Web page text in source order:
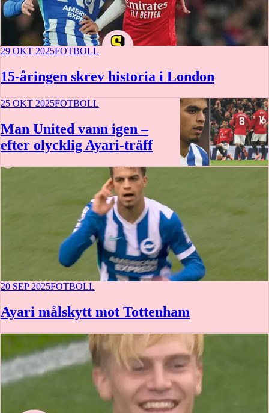
29 OKT 2025FOTBOLL
15-åringen skrev historia i London
25 OKT 2025FOTBOLL
Man United vann igen –
efter olycklig Ayari-träff
20 SEP 2025FOTBOLL
Ayari målskytt mot Tottenham